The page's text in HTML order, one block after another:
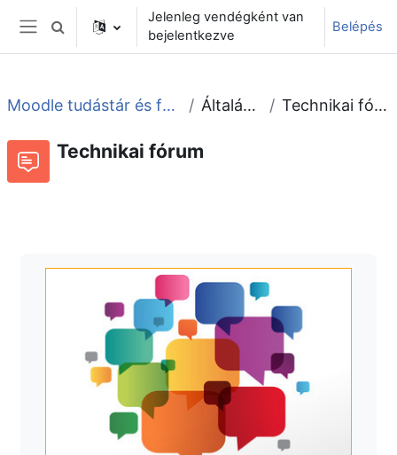
Tovább a fő tartalomhoz
Oldalpanel
Keresési bemeneti adatok váltása
Jelenleg vendégként van
bejelentkezve
Belépés
Moodle tudástár és fórum Általános Technikai fórum
Technikai fórum